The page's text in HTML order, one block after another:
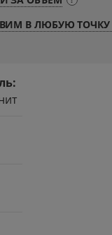
В ЛЮБУЮ